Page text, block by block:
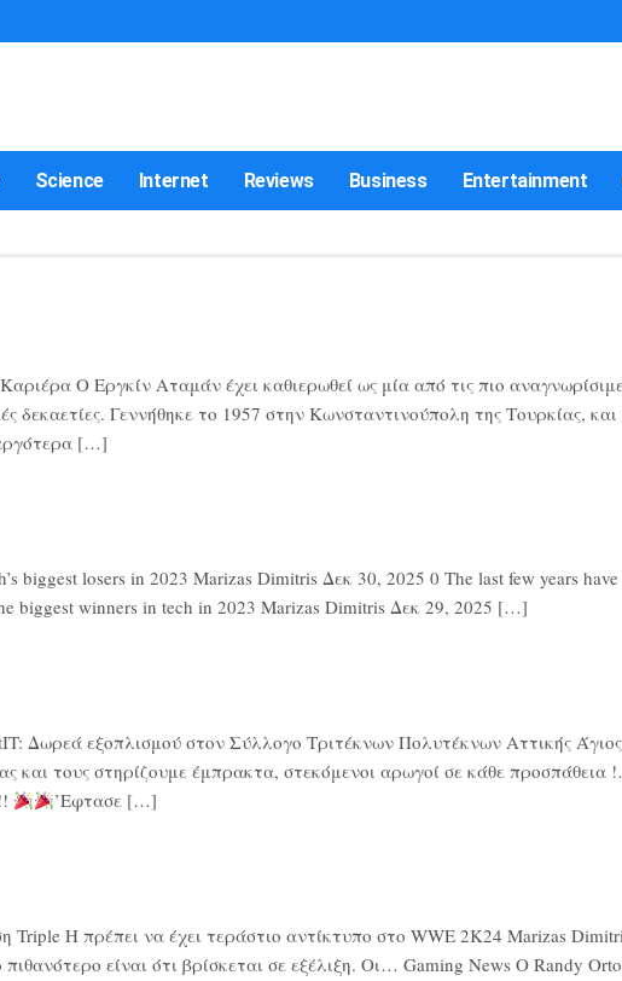
Science Internet Reviews Business Entertainment
Ο Εργκίν Αταμάν έχει καθιερωθεί ως μία από τις πιο
δεκαετίες. Γεννήθηκε το 1957 στην Κωνσταντινούπολη της Τουρκίας,
[…]
biggest losers in 2023 Marizas Dimitris Δεκ 30, 2025 0 The last few years
biggest winners in tech in 2023 Marizas Dimitris Δεκ 29, 2025 […]
Δωρεά εξοπλισμού στον Σύλλογο Τριτέκνων Πολυτέκνων Αττικής
και τους στηρίζουμε έμπρακτα, στεκόμενοι αρωγοί σε κάθε
’Εφτασε […]
H πρέπει να έχει τεράστιο αντίκτυπο στο WWE 2K24 Marizas
είναι ότι βρίσκεται σε εξέλιξη. Οι… Gaming News Ο Randy